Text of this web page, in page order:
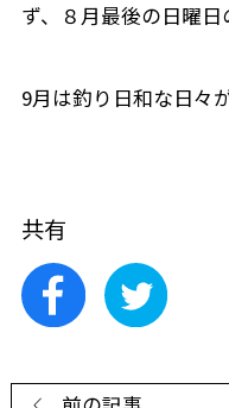
ず、８月最後の日曜
9月は釣り日和な日々
共有